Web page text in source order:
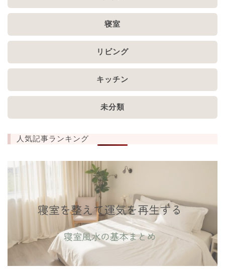
寝室
リビング
キッチン
未分類
人気記事ランキング